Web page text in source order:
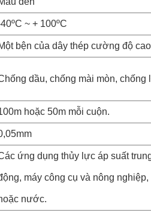
~ + 100ºC
bện của dây thép cường độ
dầu, chống mài mòn, chống
hoặc 50m mỗi cuộn.
ứng dụng thủy lực áp suất
máy công cụ và nông
nước.